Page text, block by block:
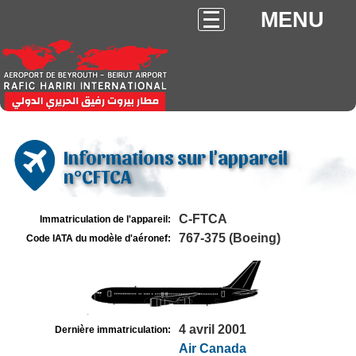
MENU
Informations sur l'appareil
n°CFTCA
Immatriculation de l'appareil: C-FTCA
Code IATA du modèle d'aéronef: 767-375 (Boeing)
Dernière immatriculation: 4 avril 2001
Air Canada